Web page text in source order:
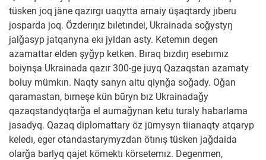
tüsken joq jäne qazırgı uaqytta arnaiy ūşaqtardy jıberu
josparda joq. Özderıŋız bıletındei, Ukrainada soǧystyŋ
jalǧasyp jatqanyna ekı jyldan asty. Ketemın degen
azamattar elden şyǧyp ketken. Bıraq bızdıŋ esebımız
boiynşa Ukrainada qazır 300-ge juyq Qazaqstan azamaty
boluy mümkın. Naqty sanyn aitu qiynǧa soǧady. Oǧan
qaramastan, bırneşe kün būryn bız Ukrainadaǧy
qazaqstandyqtarǧa el aumaǧynan ketu turaly habarlama
jasadyq. Qazaq diplomattary öz jūmysyn tiianaqty atqaryp
keledı, eger otandastarymyzdan ötınış tüsken jaǧdaida
olarǧa barlyq qajet kömektı körsetemız. Degenmen,